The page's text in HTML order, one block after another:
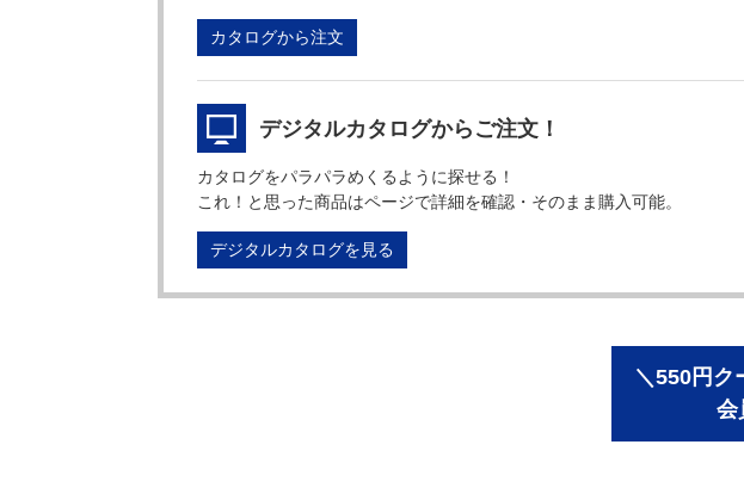
カタログから注文
デジタルカタログからご注文！
カタログをパラパラめくるように探せる！
これ！と思った商品はページで詳細を確認・そのまま購入可能。
デジタルカタログを見る
＼550円ク
会